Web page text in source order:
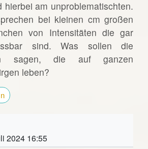
hierbei am unproblematischten.
bei kleinen cm großen
von Intensitäten die gar
sind. Was sollen die
sagen, die auf ganzen
leben?
2024 16:55